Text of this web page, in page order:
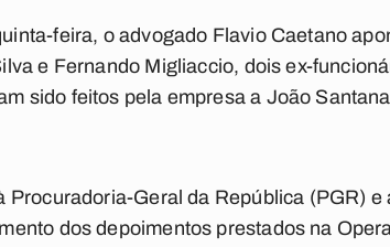
feira, o advogado Flavio Caetano
e Fernando Migliaccio, dois ex-
sido feitos pela empresa a João
Geral da República (PGR) e
dos depoimentos prestados na